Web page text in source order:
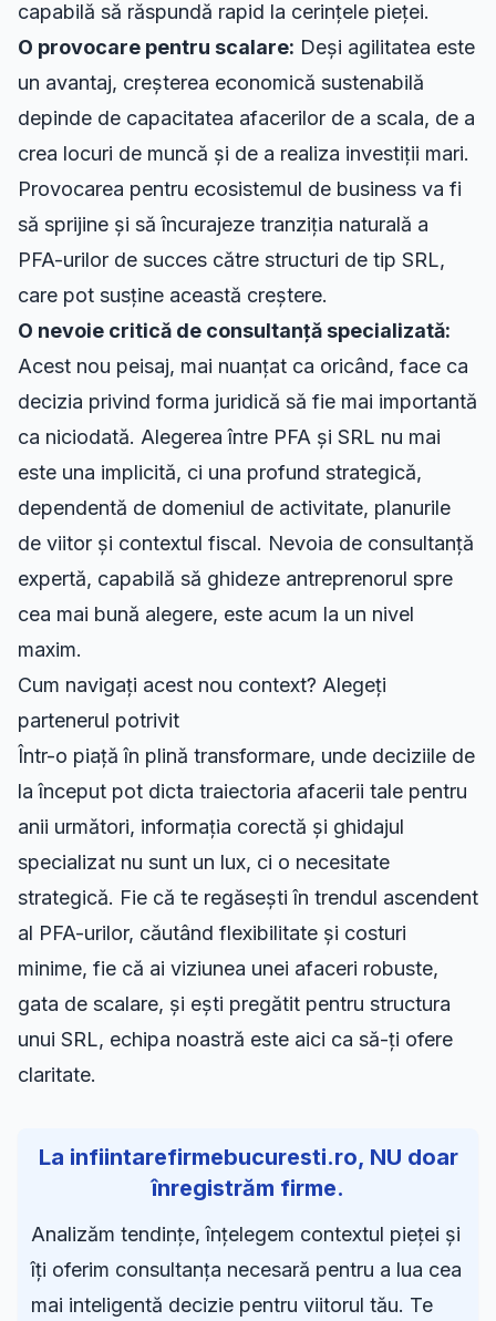
capabilă să răspundă rapid la cerințele pieței.
O provocare pentru scalare: Deși agilitatea este
un avantaj, creșterea economică sustenabilă
depinde de capacitatea afacerilor de a scala, de a
crea locuri de muncă și de a realiza investiții mari.
Provocarea pentru ecosistemul de business va fi
să sprijine și să încurajeze tranziția naturală a
PFA-urilor de succes către structuri de tip SRL,
care pot susține această creștere.
O nevoie critică de consultanță specializată:
Acest nou peisaj, mai nuanțat ca oricând, face ca
decizia privind forma juridică să fie mai importantă
ca niciodată. Alegerea între PFA și SRL nu mai
este una implicită, ci una profund strategică,
dependentă de domeniul de activitate, planurile
de viitor și contextul fiscal. Nevoia de consultanță
expertă, capabilă să ghideze antreprenorul spre
cea mai bună alegere, este acum la un nivel
maxim.
Cum navigați acest nou context? Alegeți
partenerul potrivit
Într-o piață în plină transformare, unde deciziile de
la început pot dicta traiectoria afacerii tale pentru
anii următori, informația corectă și ghidajul
specializat nu sunt un lux, ci o necesitate
strategică. Fie că te regăsești în trendul ascendent
al PFA-urilor, căutând flexibilitate și costuri
minime, fie că ai viziunea unei afaceri robuste,
gata de scalare, și ești pregătit pentru structura
unui SRL, echipa noastră este aici ca să-ți ofere
claritate.
La infiintarefirmebucuresti.ro, NU doar
înregistrăm firme.
Analizăm tendințe, înțelegem contextul pieței și
îți oferim consultanța necesară pentru a lua cea
mai inteligentă decizie pentru viitorul tău. Te